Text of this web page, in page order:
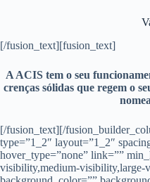
[/fusion_text][fusion_text]
A ACIS tem o seu
crenças sólidas que regem o
[/fusion_text][/
type=”1_2″ layout=”1_2″
hover_type=”none” link=””
visibility,medium-visibility,large-